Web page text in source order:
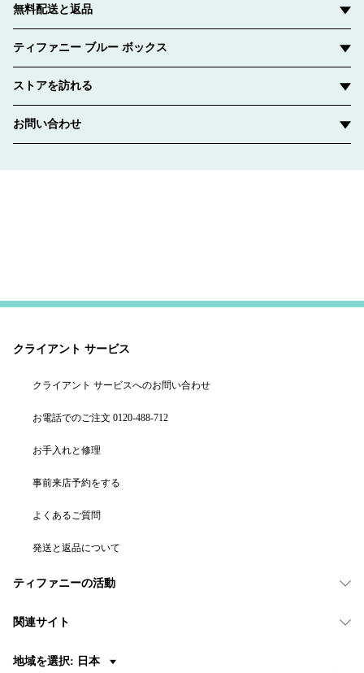
無料配送と返品
ティファニー ブルー ボックス
ストアを訪れる
お問い合わせ
クライアント サービス
クライアント サービスへのお問い合わせ
お電話でのご注文 0120-488-712
お手入れと修理
事前来店予約をする
よくあるご質問
発送と返品について
ティファニーの活動
関連サイト
地域を選択: 日本